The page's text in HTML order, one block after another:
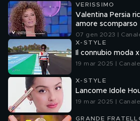
VERISSIMO
Valentina Persia
amore scomparso
07 gen 2023 |
X-STYLE
Il connubio moda
19 mar 2025 |
X-STYLE
Lancome Idole
19 mar 2025 |
GRANDE